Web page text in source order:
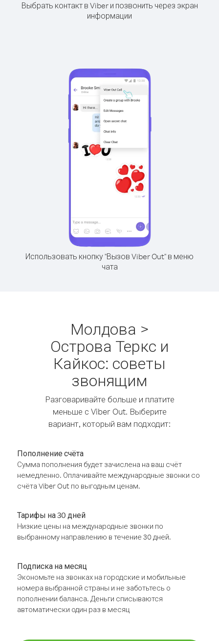
Выбрать контакт в Viber и позвонить через экран
информации
Использовать кнопку "Вызов Viber Out" в меню
чата
Молдова >
Острова Теркс и
Кайкос: советы
звонящим
Разговаривайте больше и платите
меньше с Viber Out. Выберите
вариант, который вам подходит:
Пополнение счёта
Сумма пополнения будет зачислена на ваш счёт
немедленно. Оплачивайте международные звонки со
счёта Viber Out по выгодным ценам.
Тарифы на 30 дней
Низкие цены на международные звонки по
выбранному направлению в течение 30 дней.
Подписка на месяц
Экономьте на звонках на городские и мобильные
номера выбранной страны и не заботьтесь о
пополнении баланса. Деньги списываются
автоматически один раз в месяц